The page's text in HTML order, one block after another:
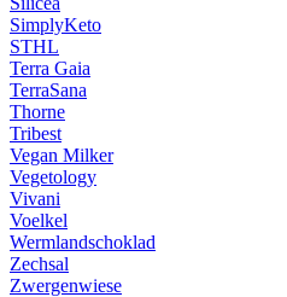
SimplyKeto
STHL
Terra Gaia
TerraSana
Thorne
Tribest
Vegan Milker
Vegetology
Vivani
Voelkel
Wermlandschoklad
Zechsal
Zwergenwiese